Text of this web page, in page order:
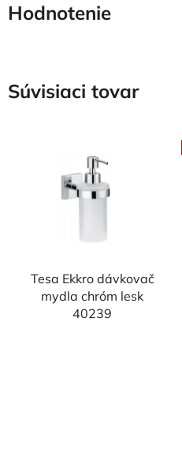
Hodnotenie
Súvisiaci tovar
Tesa Ekkro dávkovač
mydla chróm lesk
40239